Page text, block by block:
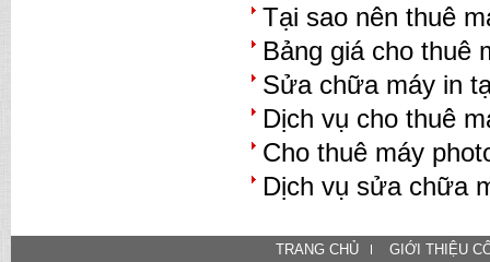
Tại sao nên thuê
Bảng giá cho thuê
Sửa chữa máy in
Dịch vụ cho thuê
Cho thuê máy
Dịch vụ sửa chữa
TRANG CHỦ GIỚI THIỆU